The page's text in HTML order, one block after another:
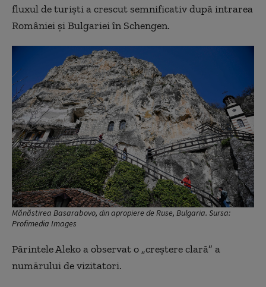
fluxul de turiști a crescut semnificativ după intrarea
României și Bulgariei în Schengen.
Mănăstirea Basarabovo, din apropiere de Ruse, Bulgaria. Sursa:
Profimedia Images
Părintele Aleko a observat o „creștere clară” a
numărului de vizitatori.